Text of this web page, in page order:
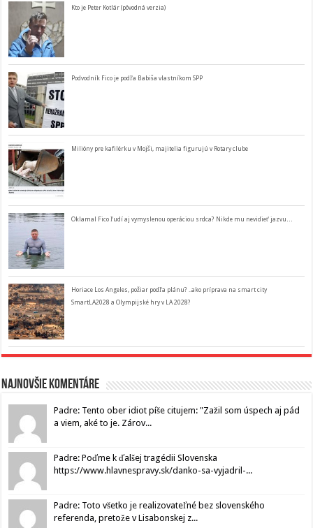
Kto je Peter Kotlár (pôvodná verzia)
Podvodník Fico je podľa Babiša vlastníkom SPP
Milióny pre kafilérku v Mojši, majitelia figurujú v Rotary clube
Oklamal Fico ľudí aj vymyslenou operáciou srdca? Nikde mu nevidieť jazvu…
Horiace Los Angeles, požiar podľa plánu? ..ako príprava na smart city
SmartLA2028 a Olympijské hry v LA 2028?
Najnovšie komentáre
Padre: Tento ober idiot píše citujem: "Zažil som úspech aj pád
a viem, aké to je. Zárov...
Padre: Poďme k ďalšej tragédii Slovenska
https://www.hlavnespravy.sk/danko-sa-vyjadril-...
Padre: Toto všetko je realizovateľné bez slovenského
referenda, pretože v Lisabonskej z...